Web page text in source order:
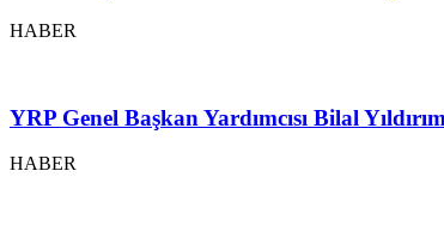
HABER
YRP Genel Başkan Yardımcısı Bilal
HABER